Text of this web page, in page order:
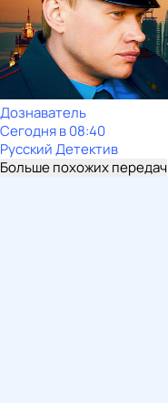
Дознаватель
Сегодня в 08:40
Русский Детектив
Больше похожих передач